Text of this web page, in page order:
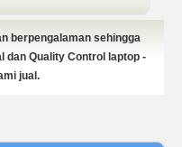
berpengalaman sehingga
dan Quality Control laptop -
jual.